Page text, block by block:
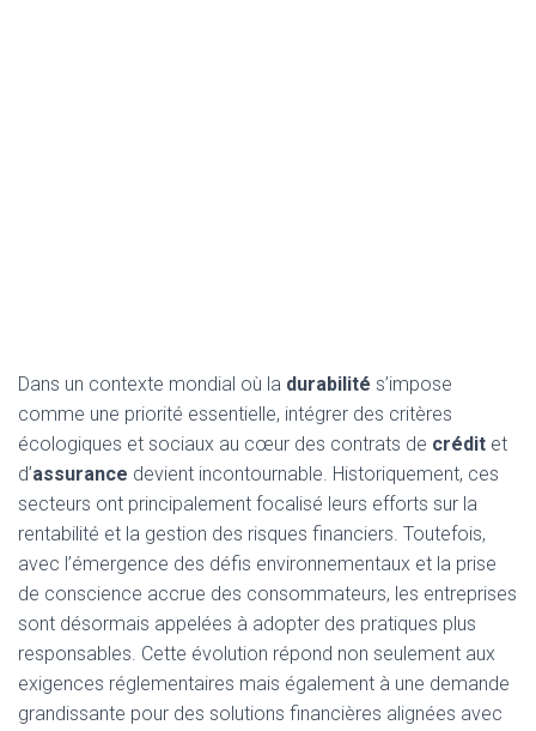
Dans un contexte mondial où la durabilité s’impose
comme une priorité essentielle, intégrer des critères
écologiques et sociaux au cœur des contrats de crédit et
d’assurance devient incontournable. Historiquement, ces
secteurs ont principalement focalisé leurs efforts sur la
rentabilité et la gestion des risques financiers. Toutefois,
avec l’émergence des défis environnementaux et la prise
de conscience accrue des consommateurs, les entreprises
sont désormais appelées à adopter des pratiques plus
responsables. Cette évolution répond non seulement aux
exigences réglementaires mais également à une demande
grandissante pour des solutions financières alignées avec